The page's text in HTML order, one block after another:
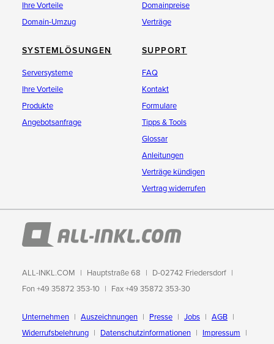
Ihre Vorteile
Domain-Umzug
Domainpreise
Verträge
SYSTEMLÖSUNGEN
Serversysteme
Ihre Vorteile
Produkte
Angebotsanfrage
SUPPORT
FAQ
Kontakt
Formulare
Tipps & Tools
Glossar
Anleitungen
Verträge kündigen
Vertrag widerrufen
ALL-INKL.COM Hauptstraße 68
D-02742 Friedersdorf
Fon +49 35872 353-10
Fax +49 35872 353-30
Unternehmen Auszeichnungen Presse Jobs
AGB
Widerrufsbelehrung
Datenschutzinformationen Impressum